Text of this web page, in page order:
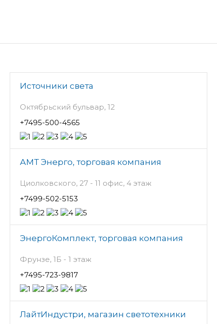
Источники света
Октябрьский бульвар, 12
+7495-500-4565
АМТ Энерго, торговая компания
Циолковского, 27 - 11 офис, 4 этаж
+7499-502-5153
ЭнергоКомплект, торговая компания
Фрунзе, 1Б - 1 этаж
+7495-723-9817
ЛайтИндустри, магазин светотехники